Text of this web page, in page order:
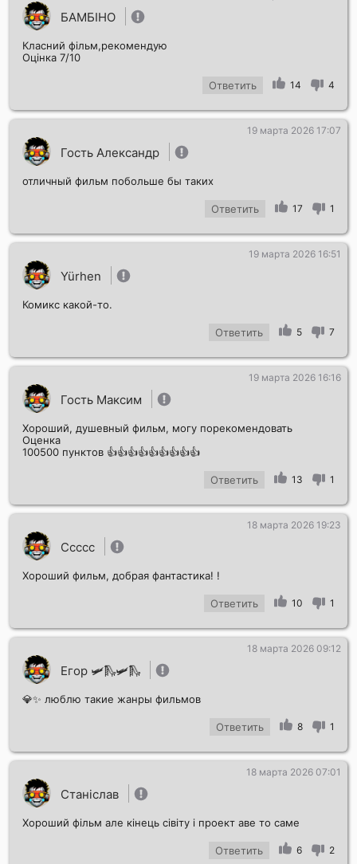
БАМБІНО
Класний фільм,рекомендую
Оцінка 7/10
Ответить 14 4
Гость Александр
19 марта 2026 17:07
отличный фильм побольше бы таких
Ответить 17 1
Yürhen
19 марта 2026 16:51
Комикс какой-то.
Ответить 5 7
Гость Максим
19 марта 2026 16:16
Хороший, душевный фильм, могу порекомендовать
Оценка
100500 пунктов 👍👍👍👍👍👍👍👍👍
Ответить 13 1
Ссссс
18 марта 2026 19:23
Хороший фильм, добрая фантастика! !
Ответить 10 1
Егор 🛩️🛝🛩️🛝
18 марта 2026 09:12
💎✨ люблю такие жанры фильмов
Ответить 8 1
Станіслав
18 марта 2026 07:01
Хороший фільм але кінець сівіту і проект аве то саме
Ответить 6 2